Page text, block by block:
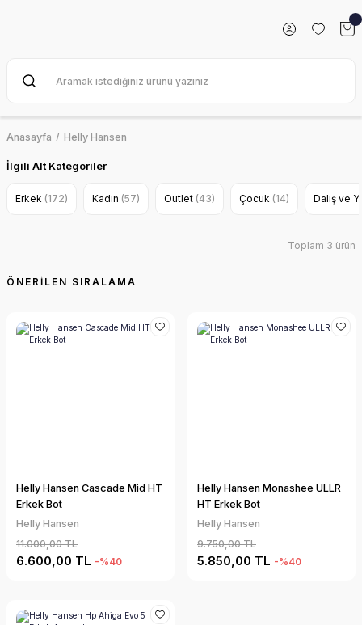
Anasayfa Helly Hansen
İlgili Alt Kategoriler
Erkek (172) Kadın (57) Outlet (43) Çocuk (14) Dalış ve
Toplam 3 ürün
Helly Hansen Cascade Mid HT
Erkek Bot
Helly Hansen
11.000,00 TL
6.600,00 TL -%40
Helly Hansen Monashee ULLR
HT Erkek Bot
Helly Hansen
9.750,00 TL
5.850,00 TL -%40